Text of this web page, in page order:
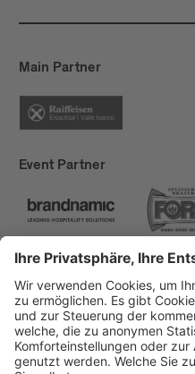
Main Partner
Event Partner
Brixen Tourismus
Privacy
Impressum